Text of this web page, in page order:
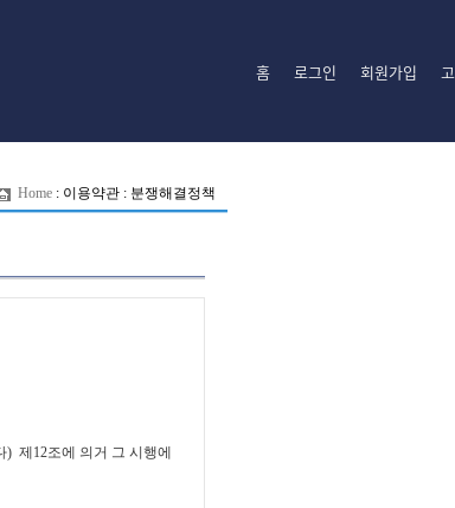
홈 로그인 회원가입
Home : 이용약관 : 분쟁해결정책